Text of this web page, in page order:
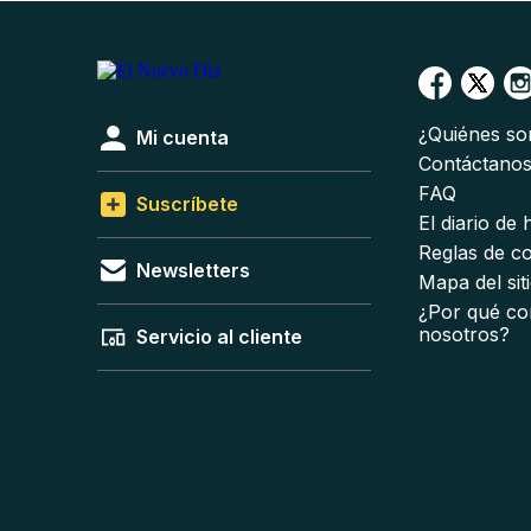
Mi cuenta
Suscríbete
Newsletters
Servicio al cliente
¿Quiénes
FAQ
El diario de
Reglas de
Mapa del
¿Por qué
nosotros?